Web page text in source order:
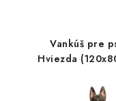
Vankúš pre
Hviezda